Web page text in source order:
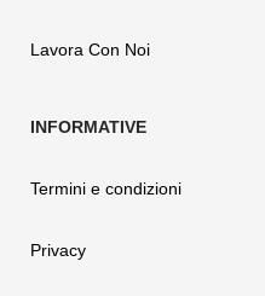
Lavora Con Noi
Termini e condizioni
Privacy